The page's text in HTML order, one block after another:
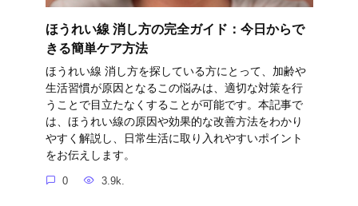
ほうれい線 消し方の完全ガイド：今日からで
きる簡単ケア方法
ほうれい線 消し方を探している方にとって、加齢や
生活習慣が原因となるこの悩みは、適切な対策を行
うことで目立たなくすることが可能です。本記事で
は、ほうれい線の原因や効果的な改善方法をわかり
やすく解説し、日常生活に取り入れやすいポイント
をお伝えします。
0 3.9k.